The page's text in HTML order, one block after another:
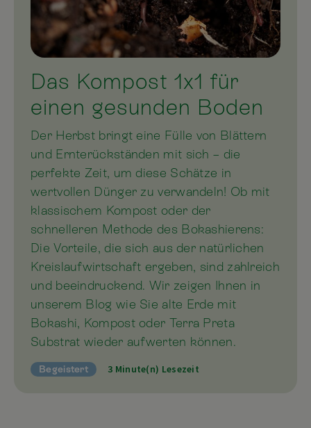
Das Kompost 1x1 für
einen gesunden Boden
Der Herbst bringt eine Fülle von Blättern
und Ernterückständen mit sich – die
perfekte Zeit, um diese Schätze in
wertvollen Dünger zu verwandeln! Ob mit
klassischem Kompost oder der
schnelleren Methode des Bokashierens:
Die Vorteile, die sich aus der natürlichen
Kreislaufwirtschaft ergeben, sind zahlreich
und beeindruckend. Wir zeigen Ihnen in
unserem Blog wie Sie alte Erde mit
Bokashi, Kompost oder Terra Preta
Substrat wieder aufwerten können.
Begeistert 3 Minute(n) Lesezeit